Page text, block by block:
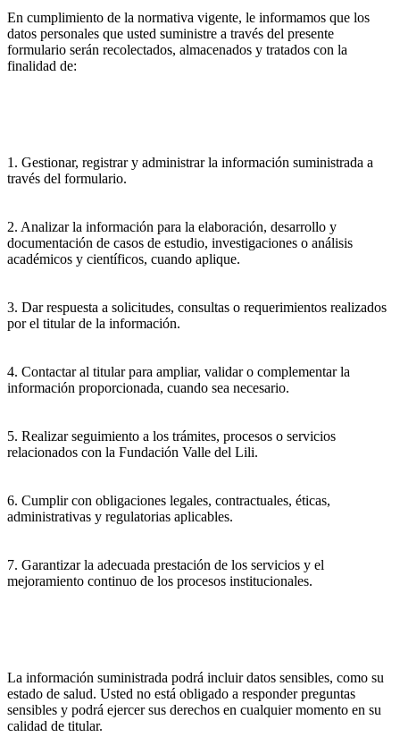
En cumplimiento de la normativa vigente, le informamos que los
datos personales que usted suministre a través del presente
formulario serán recolectados, almacenados y tratados con la
finalidad de:
1. Gestionar, registrar y administrar la información suministrada a
través del formulario.
2. Analizar la información para la elaboración, desarrollo y
documentación de casos de estudio, investigaciones o análisis
académicos y científicos, cuando aplique.
3. Dar respuesta a solicitudes, consultas o requerimientos realizados
por el titular de la información.
4. Contactar al titular para ampliar, validar o complementar la
información proporcionada, cuando sea necesario.
5. Realizar seguimiento a los trámites, procesos o servicios
relacionados con la Fundación Valle del Lili.
6. Cumplir con obligaciones legales, contractuales, éticas,
administrativas y regulatorias aplicables.
7. Garantizar la adecuada prestación de los servicios y el
mejoramiento continuo de los procesos institucionales.
La información suministrada podrá incluir datos sensibles, como su
estado de salud. Usted no está obligado a responder preguntas
sensibles y podrá ejercer sus derechos en cualquier momento en su
calidad de titular.